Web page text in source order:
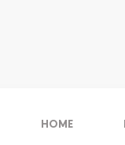
HOME